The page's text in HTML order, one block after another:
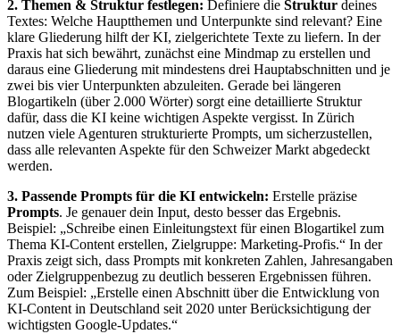
2. Themen & Struktur festlegen: Definiere die Struktur deines
Textes: Welche Hauptthemen und Unterpunkte sind relevant? Eine
klare Gliederung hilft der KI, zielgerichtete Texte zu liefern. In der
Praxis hat sich bewährt, zunächst eine Mindmap zu erstellen und
daraus eine Gliederung mit mindestens drei Hauptabschnitten und je
zwei bis vier Unterpunkten abzuleiten. Gerade bei längeren
Blogartikeln (über 2.000 Wörter) sorgt eine detaillierte Struktur
dafür, dass die KI keine wichtigen Aspekte vergisst. In Zürich
nutzen viele Agenturen strukturierte Prompts, um sicherzustellen,
dass alle relevanten Aspekte für den Schweizer Markt abgedeckt
werden.
3. Passende Prompts für die KI entwickeln: Erstelle präzise
Prompts. Je genauer dein Input, desto besser das Ergebnis.
Beispiel: „Schreibe einen Einleitungstext für einen Blogartikel zum
Thema KI-Content erstellen, Zielgruppe: Marketing-Profis.“ In der
Praxis zeigt sich, dass Prompts mit konkreten Zahlen, Jahresangaben
oder Zielgruppenbezug zu deutlich besseren Ergebnissen führen.
Zum Beispiel: „Erstelle einen Abschnitt über die Entwicklung von
KI-Content in Deutschland seit 2020 unter Berücksichtigung der
wichtigsten Google-Updates.“